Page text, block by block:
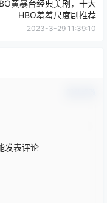
黄暴台经典美剧，十大
HBO羞羞尺度剧推荐
2023-3-29 11:39:10
发表评论